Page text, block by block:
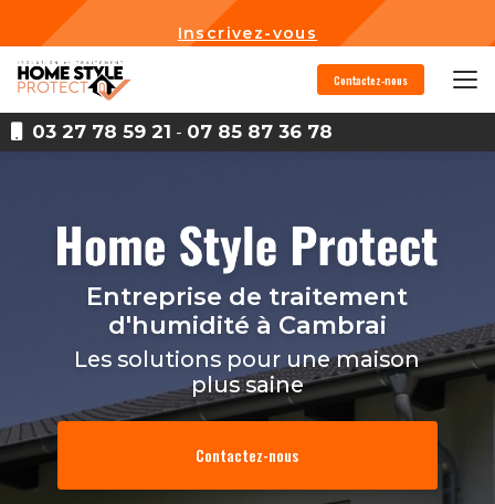
contenu
principal
Inscrivez-vous
03 27 78 59 21 - 07 85 87 36 78
Contactez-nous
Entreprise de traitement
d'humidité à Cambrai
Les solutions pour une maison
plus saine
Contactez-nous